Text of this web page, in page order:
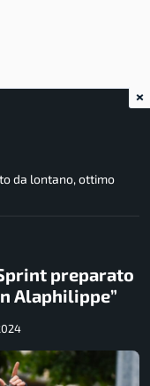
da lontano, ottimo
preparato
Alaphilippe”
×